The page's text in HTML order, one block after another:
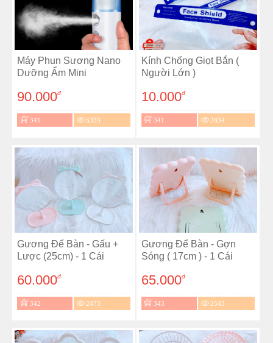
Máy Phun Sương Nano
Dưỡng Ẩm Mini
90.000đ
341 6333
Kính Chống Giọt Bắn (
Người Lớn )
10.000đ
341 2834
Gương Để Bàn - Gấu +
Lược (25cm) - 1 Cái
60.000đ
342 2473
Gương Để Bàn - Gợn
Sóng ( 17cm ) - 1 Cái
65.000đ
343 2543